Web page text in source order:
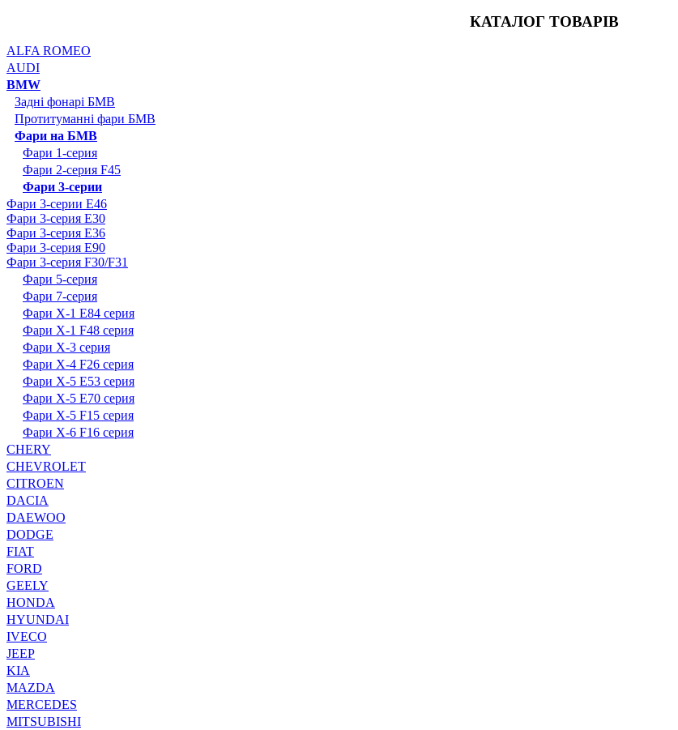
КАТАЛОГ ТОВАРІВ
ALFA ROMEO
AUDI
BMW
Задні фонарі БМВ
Протитуманні фари БМВ
Фари на БМВ
Фари 1-серия
Фари 2-серия F45
Фари 3-серии
Фари 3-серии E46
Фари 3-серия E30
Фари 3-серия E36
Фари 3-серия E90
Фари 3-серия F30/F31
Фари 5-серия
Фари 7-серия
Фари X-1 E84 серия
Фари X-1 F48 серия
Фари X-3 серия
Фари X-4 F26 серия
Фари X-5 E53 серия
Фари X-5 E70 серия
Фари X-5 F15 серия
Фари X-6 F16 серия
CHERY
CHEVROLET
CITROEN
DACIA
DAEWOO
DODGE
FIAT
FORD
GEELY
HONDA
HYUNDAI
IVECO
JEEP
KIA
MAZDA
MERCEDES
MITSUBISHI